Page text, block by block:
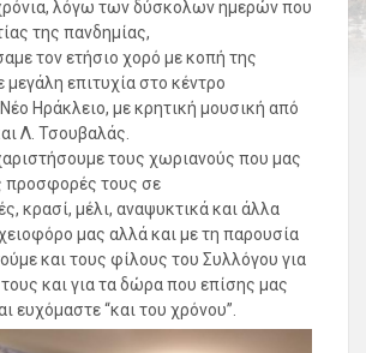
λόγω των δύσκολων ημερών που
της πανδημίας,
τον ετήσιο χορό με κοπή της
μεγάλη επιτυχία στο κέντρο
Ηράκλειο, με κρητική μουσική από
Λ. Τσουβαλάς.
τους χωριανούς που μας
προσφορές τους σε
κρασί, μέλι, αναψυκτικά και άλλα
μας αλλά και με τη παρουσία
και τους φίλους του Συλλόγου για
και για τα δώρα που επίσης μας
ευχόμαστε “και του χρόνου”.